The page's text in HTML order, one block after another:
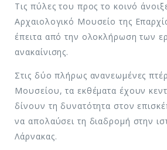
Τις πύλες του προς το κοινό
Αρχαιολογικό Μουσείο της
έπειτα από την ολοκλήρωση των
ανακαίνισης.
Στις δύο πλήρως ανανεωμένες
Μουσείου, τα εκθέματα έχουν
δίνουν τη δυνατότητα στον
να απολαύσει τη διαδρομή στην
Λάρνακας.